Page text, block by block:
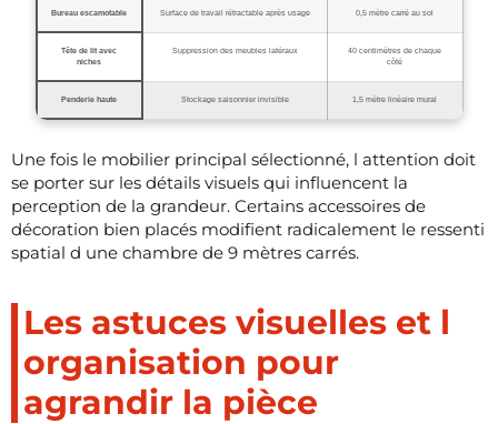
Bureau escamotable Surface de travail rétractable après usage 0,5 mètre carré au sol
Tête de lit avec
niches
Suppression des meubles latéraux
40 centimètres de chaque
côté
Penderie haute Stockage saisonnier invisible 1,5 mètre linéaire mural
Une fois le mobilier principal sélectionné, l attention doit
se porter sur les détails visuels qui influencent la
perception de la grandeur. Certains accessoires de
décoration bien placés modifient radicalement le ressenti
spatial d une chambre de 9 mètres carrés.
Les astuces visuelles et l
organisation pour
agrandir la pièce